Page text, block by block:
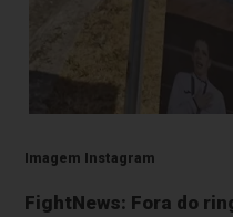
Imagem Instagram
FightNews: Fora do